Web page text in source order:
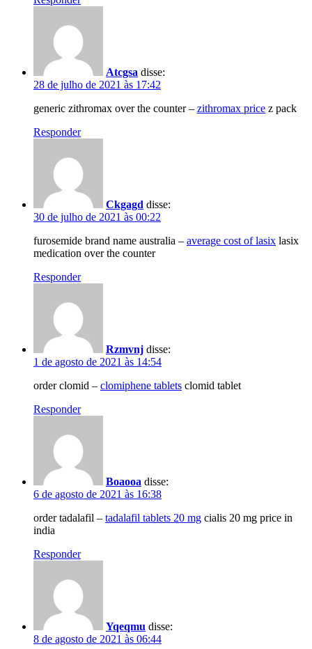
Atcgsa disse:
28 de julho de 2021 às 17:42
generic zithromax over the counter – zithromax price z pack
Responder
Ckgagd disse:
30 de julho de 2021 às 00:22
furosemide brand name australia – average cost of lasix lasix
medication over the counter
Responder
Rzmvnj disse:
1 de agosto de 2021 às 14:54
order clomid – clomiphene tablets clomid tablet
Responder
Boaooa disse:
6 de agosto de 2021 às 16:38
order tadalafil – tadalafil tablets 20 mg cialis 20 mg price in
india
Responder
Yqeqmu disse:
8 de agosto de 2021 às 06:44